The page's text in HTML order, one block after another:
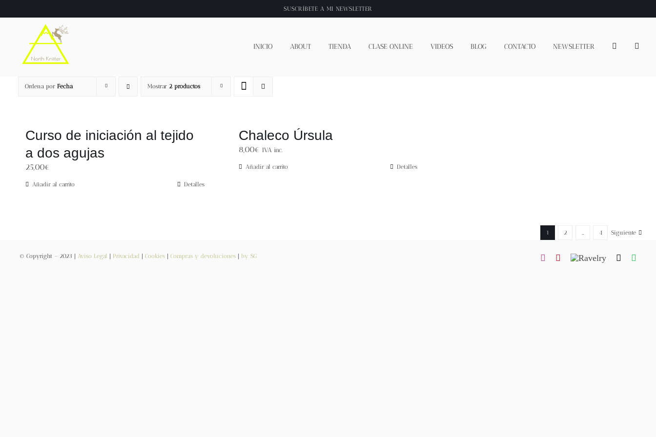
al
SUSCRÍBETE A MI NEWSLETTER
INICIO ABOUT TIENDA CLASE ONLINE VIDEOS BLOG CONTACTO NEWSLETTER
Ordena por Fecha Mostrar 2 productos
Curso de iniciación al tejido
a dos agujas
25,00€
Añadir al carrito Detalles
Chaleco Úrsula
8,00€ IVA inc.
Añadir al carrito Detalles
1 2 … 4 Siguiente
© Copyright – 2023 | Aviso Legal Privacidad Cookies| Compras y devoluciones| by SG